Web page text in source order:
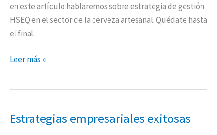
en este artículo hablaremos sobre estrategia de gestión
HSEQ en el sector de la cerveza artesanal. Quédate hasta
el final.
Leer más »
Estrategias empresariales exitosas
Estrategias